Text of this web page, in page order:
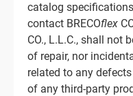
catalog
contact BRECOflex
CO., L.L.C., shall not
of repair, nor
related to any
of any third-party